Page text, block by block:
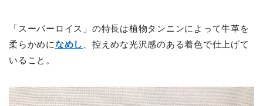
「スーパーロイス」の特長は植物タンニンによって牛革を
柔らかめになめし 、控えめな光沢感のある着色で仕上げて
いること。